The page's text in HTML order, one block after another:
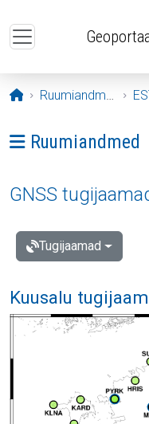
Avaleht
Ruumiandmed
Ava menüü:
Ruumiandmed
GNSS
Tugijaamad
Kuusalu tugijaam